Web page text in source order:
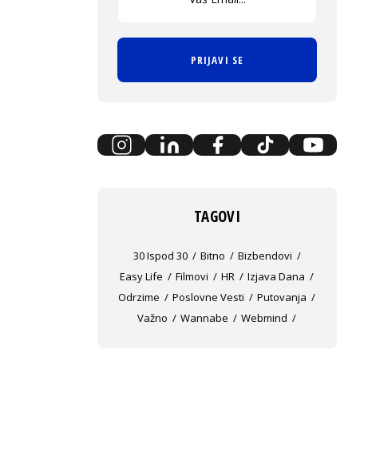
PRIJAVI SE
TAGOVI
30 Ispod 30 Bitno
Bizbendovi
Easy Life
Filmovi HR
Izjava Dana
Odrzime
Poslovne Vesti
Putovanja
Važno
Wannabe Webmind